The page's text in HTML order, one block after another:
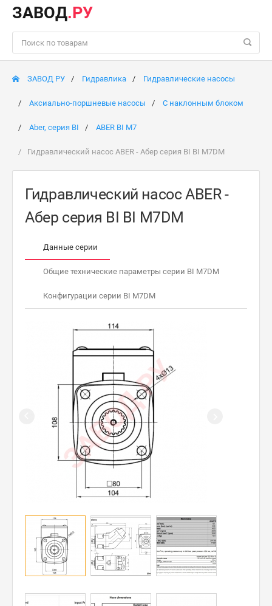
ЗАВОД.РУ
ЗАВОД РУ Гидравлика Гидравлические насосы
Аксиально-поршневые насосы С наклонным блоком
Aber, серия BI ABER BI M7
Гидравлический насос ABER - Абер серия BI BI M7DM
Гидравлический насос ABER -
Абер серия BI BI M7DM
Данные серии
Общие технические параметры серии BI M7DM
Конфигурации серии BI M7DM